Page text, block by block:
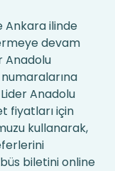
Ankara ilinde
devam
Anadolu
Anadolu
fiyatları için
kullanarak,
biletini online